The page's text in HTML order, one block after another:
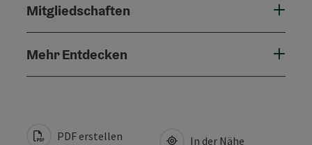
Mitgliedschaften
Mehr Entdecken
PDF erstellen In der Nähe